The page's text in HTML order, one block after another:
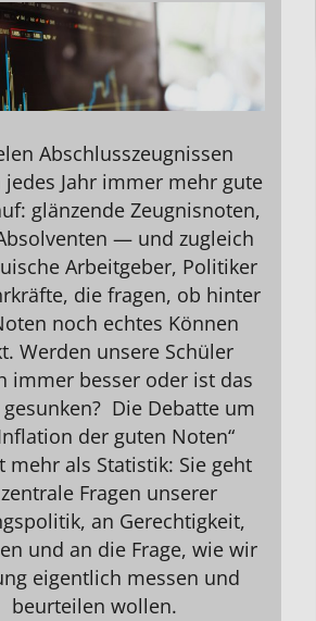
Abschlusszeugnissen
jedes Jahr immer mehr gute
glänzende Zeugnisnoten,
— und zugleich
Arbeitgeber, Politiker
die fragen, ob hinter
noch echtes Können
Werden unsere Schüler
immer besser oder ist das
Die Debatte um
der guten Noten“
mehr als Statistik: Sie geht
Fragen unserer
an Gerechtigkeit,
und an die Frage, wie wir
eigentlich messen und
beurteilen wollen.